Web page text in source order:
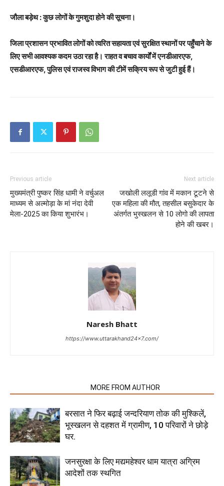
जौला बड़ेथ : कुछ लोगों के गुमशुदा होने की सूचना।
जिला प्रशासन प्रभावित लोगों को त्वरित सहायता एवं सुरक्षित स्थानों पर पहुँचाने के
लिए सभी आवश्यक कदम उठा रहा है। राहत व बचाव कार्यों में एनडीआरएफ,
एसडीआरएफ, पुलिस एवं राजस्व विभाग की टीमें सक्रिय रूप से जुटी हुई हैं।
Previous article
मुख्यमंत्री पुष्कर सिंह धामी ने वर्चुअल
माध्यम से अल्मोड़ा के मां नंदा देवी
मेला-2025 का किया शुभारंभ।
Next article
जखोली ललूडी गांव में मकान टूटने से
एक महिला की मौत, तहसील बसुकेदार के
अंतर्गत भुस्खलन से 10 लोगो की लापता
होने की खबर।
Naresh Bhatt
https://www.uttarakhand24x7.com/
MORE FROM AUTHOR
बरसात ने फिर बढ़ाई जन्दरियाण तोक की मुश्किलें,
भूस्खलन से दहशत में ग्रामीण, 10 परिवारों ने छोड़े
घर.
जनसुरक्षा के लिए मद्यमहेश्वर धाम यात्रा अग्रिम
आदेशों तक स्थगित